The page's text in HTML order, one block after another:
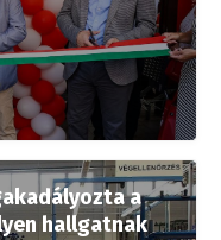
a
hallgatnak